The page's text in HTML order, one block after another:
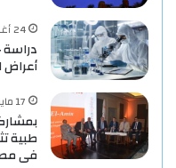
24 أغسطس، 2025
أعراض
17 مايو، 2025
طبية
فى